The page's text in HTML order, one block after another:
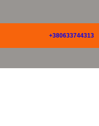
+380633744313